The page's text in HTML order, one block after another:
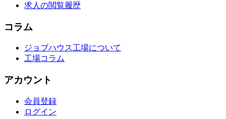
求人の閲覧履歴
コラム
ジョブハウス工場について
工場コラム
アカウント
会員登録
ログイン